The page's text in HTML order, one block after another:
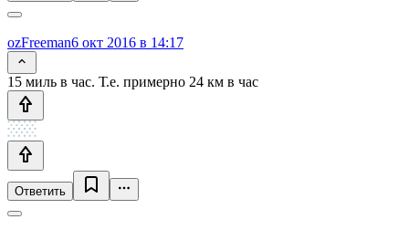
ozFreeman6 окт 2016 в 14:17
15 миль в час. Т.е. примерно 24 км в час
Ответить